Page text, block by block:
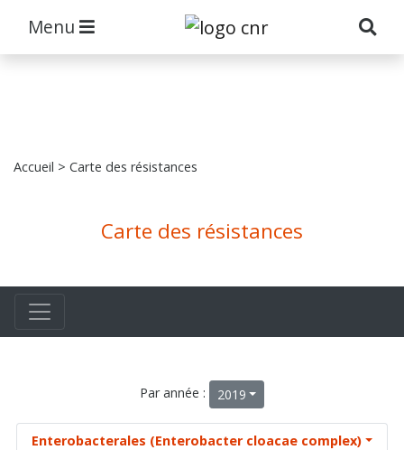
Menu
Accueil > Carte des résistances
Carte des résistances
Par année : 2019
Enterobacterales (Enterobacter cloacae complex)